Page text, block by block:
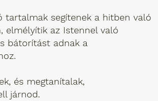
tartalmak segítenek a hitben való
elmélyítik az Istennel való
bátorítást adnak a
és megtanítalak,
járnod.